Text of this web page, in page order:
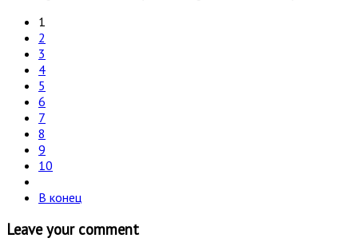
1
2
3
4
5
6
7
8
9
10
В конец
Leave your comment